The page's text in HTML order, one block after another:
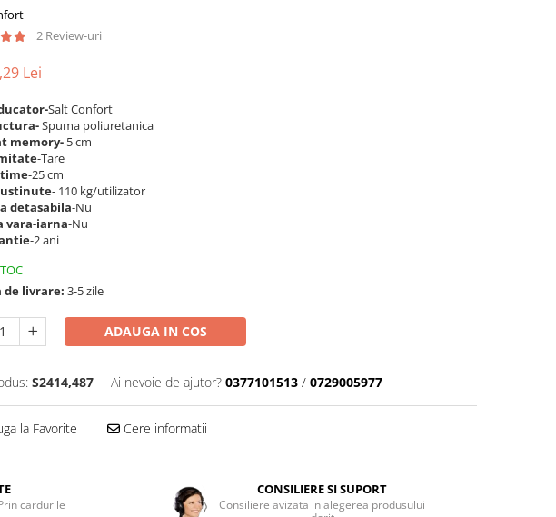
2 Review-uri
Lei
Salt Confort
Spuma poliuretanica
memory- 5 cm
-Tare
-25 cm
- 110 kg/utilizator
detasabila-Nu
vara-iarna-Nu
-2 ani
de livrare: 3-5 zile
ADAUGA IN COS
S2414,487 Ai nevoie de ajutor? 0377101513 / 0729005977
la Favorite Cere informatii
cardurile
CONSILIERE SI SUPORT
Consiliere avizata in alegerea produsului